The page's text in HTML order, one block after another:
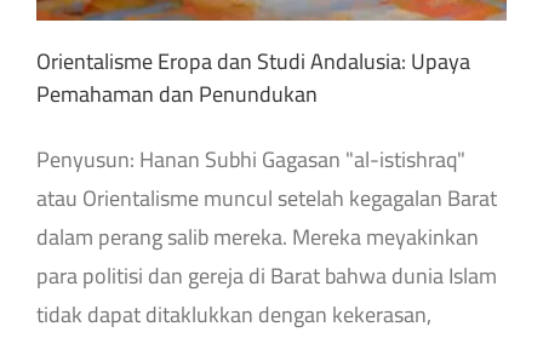
Orientalisme Eropa dan Studi Andalusia: Upaya
Pemahaman dan Penundukan
Penyusun: Hanan Subhi Gagasan "al-istishraq"
atau Orientalisme muncul setelah kegagalan Barat
dalam perang salib mereka. Mereka meyakinkan
para politisi dan gereja di Barat bahwa dunia Islam
tidak dapat ditaklukkan dengan kekerasan,